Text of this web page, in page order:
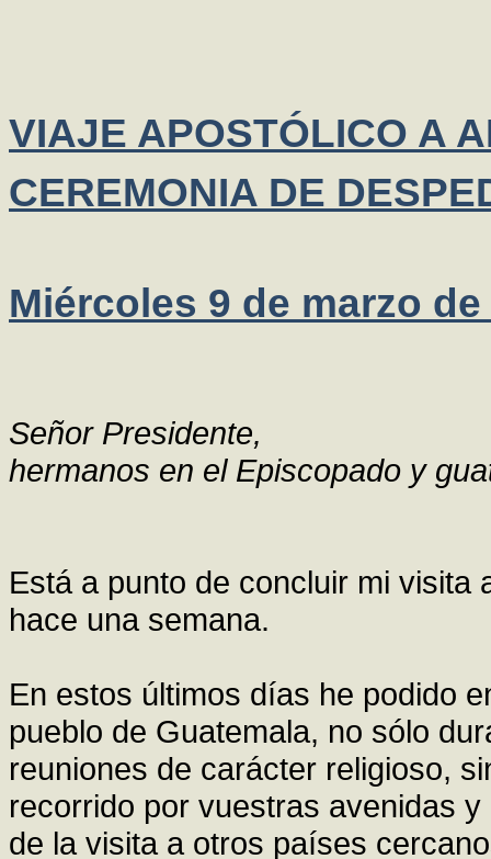
VIAJE APOSTÓLICO A
CEREMONIA DE
Miércoles 9 de marzo de
Señor Presidente,
hermanos en el Episcopado y
Está a punto de concluir mi visita
hace una semana.
En estos últimos días he podido
pueblo de Guatemala, no sólo
reuniones de carácter religioso,
recorrido por vuestras avenidas
de la visita a otros países